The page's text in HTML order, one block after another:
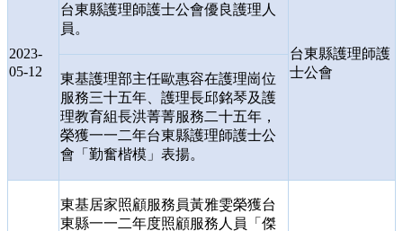
2023-
05-12
台東縣護理師護士公會優良護理人
員。
台東縣護理師護
士公會
東基護理部主任歐惠容在護理崗位
服務三十五年、護理長邱銘琴及護
理教育組長洪菁菁服務二十五年，
榮獲一一二年台東縣護理師護士公
會「勤奮楷模」表揚。
東基居家照顧服務員黃雅雯榮獲台
東縣一一二年度照顧服務人員「傑